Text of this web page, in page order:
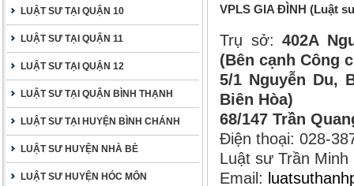
LUẬT SƯ TẠI QUẬN 10
LUẬT SƯ TẠI QUẬN 11
LUẬT SƯ TẠI QUẬN 12
LUẬT SƯ TẠI QUẬN BÌNH THẠNH
LUẬT SƯ TẠI HUYỆN BÌNH CHÁNH
LUẬT SƯ HUYỆN NHÀ BÈ
LUẬT SƯ HUYỆN HÓC MÔN
VPLS GIA ĐÌNH (Luật
Trụ sở: 402A
(Bên cạnh Công
5/1 Nguyễn Du,
Biên Hòa)
68/147 Trần
Điện thoại: 028-
Luật sư Trần Minh
Email: